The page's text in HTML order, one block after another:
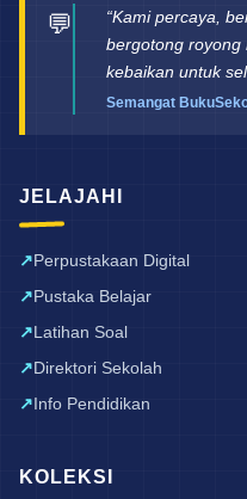
💬
“Kami percaya,
bergotong royong
kebaikan untuk
Semangat
JELAJAHI
Perpustakaan Digital
Pustaka Belajar
Latihan Soal
Direktori Sekolah
Info Pendidikan
KOLEKSI